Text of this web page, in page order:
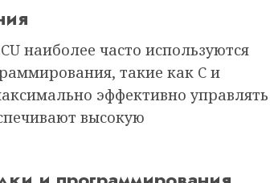
наиболее часто используются
такие как C и
эффективно управлять
высокую